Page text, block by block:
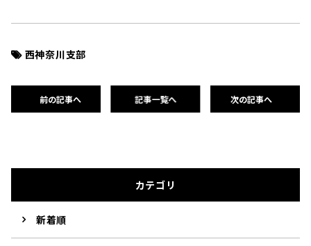
西神奈川支部
前の記事へ 記事一覧へ 次の記事へ
カテゴリ
新着順